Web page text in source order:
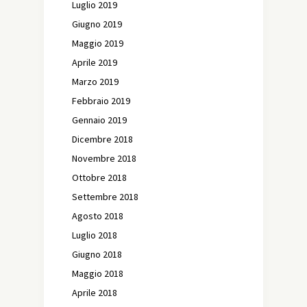
Luglio 2019
Giugno 2019
Maggio 2019
Aprile 2019
Marzo 2019
Febbraio 2019
Gennaio 2019
Dicembre 2018
Novembre 2018
Ottobre 2018
Settembre 2018
Agosto 2018
Luglio 2018
Giugno 2018
Maggio 2018
Aprile 2018